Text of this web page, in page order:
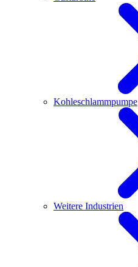
Kohleschlammpumpe
Weitere Industrien